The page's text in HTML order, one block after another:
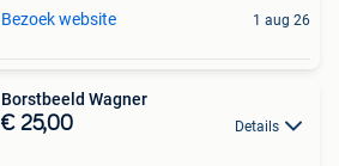
Bezoek website 1 aug 26
Borstbeeld Wagner
€ 25,00 Details